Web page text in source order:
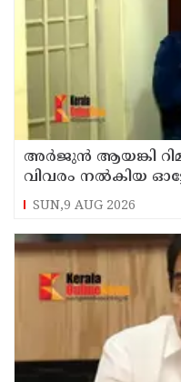
അര്‍ജുന്‍ ആയങ്കി
വിവരം നൽകിയ
പാരിതോഷികം
SUN,9 AUG 2026